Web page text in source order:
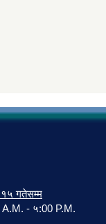
१५ गतेसम्म
A.M. - ५:00 P.M.